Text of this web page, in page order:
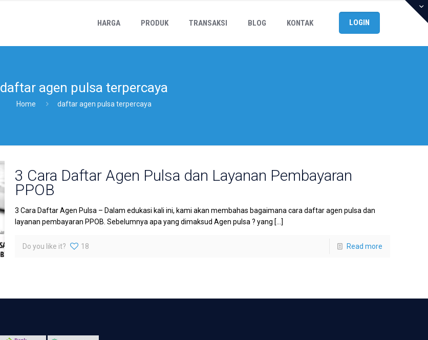
HARGA PRODUK TRANSAKSI BLOG KONTAK LOGIN
daftar agen pulsa terpercaya
Home daftar agen pulsa terpercaya
3 Cara Daftar Agen Pulsa dan Layanan Pembayaran
PPOB
3 Cara Daftar Agen Pulsa – Dalam edukasi kali ini, kami akan membahas bagaimana cara daftar agen pulsa dan
layanan pembayaran PPOB. Sebelumnya apa yang dimaksud Agen pulsa ? yang […]
Do you like it? 18 Read more